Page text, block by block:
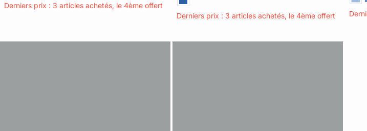
Derniers prix : 3 articles achetés, le 4ème offert
Derniers prix : 3 articles achetés, le 4ème offert